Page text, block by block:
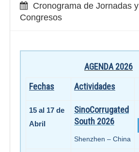
Cronograma de Jornadas y
Congresos
AGENDA 2026
Fechas
Actividades
15 al 17 de
Abril
SinoCorrugated
South 2026
Shenzhen – China